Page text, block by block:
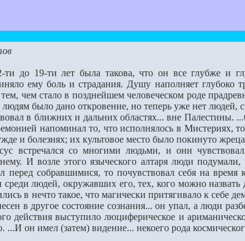
до 19-ти лет была такова, что он все глубже и
ему боль и страдания. Душу наполняет глубоко
чем стало в позднейшем человеческом роде
было дано откровение, но теперь уже нет людей,
в ближних и дальних областях... вне Палестины.
напоминал то, что исполнялось в Мистериях,
и болезнях; их культовое место было покинуто
со многими людьми, и они чувствовали,
И возле этого языческого алтаря люди
перед собравшимися, то почувствовал себя на
людей, окружавших его, тех, кого можно
в нечто такое, что магически притягивало к себе
в другое состояние сознания... он упал, а люди
действия выступило люциферическое и
...И он имел (затем) видение... некоего рода